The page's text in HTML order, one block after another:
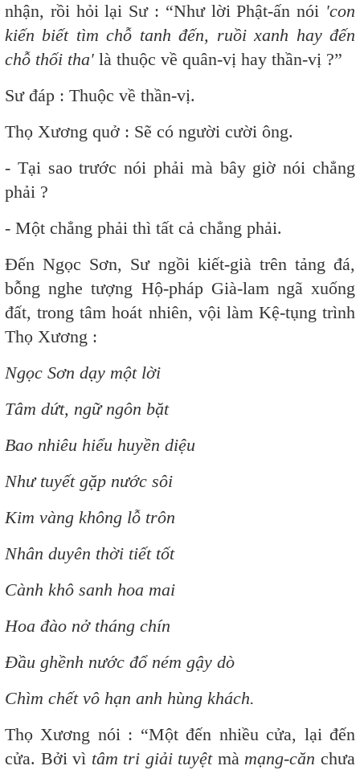
nhận, rồi hỏi lại Sư : “Như lời Phật-ấn nói 'con
kiến biết tìm chỗ tanh đến, ruồi xanh hay đến
chỗ thối tha' là thuộc về quân-vị hay thần-vị ?”
Sư đáp : Thuộc về thần-vị.
Thọ Xương quở : Sẽ có người cười ông.
- Tại sao trước nói phải mà bây giờ nói chẳng
phải ?
- Một chẳng phải thì tất cả chẳng phải.
Đến Ngọc Sơn, Sư ngồi kiết-già trên tảng đá,
bỗng nghe tượng Hộ-pháp Già-lam ngã xuống
đất, trong tâm hoát nhiên, vội làm Kệ-tụng trình
Thọ Xương :
Ngọc Sơn dạy một lời
Tâm dứt, ngữ ngôn bặt
Bao nhiêu hiểu huyền diệu
Như tuyết gặp nước sôi
Kim vàng không lỗ trôn
Nhân duyên thời tiết tốt
Cành khô sanh hoa mai
Hoa đào nở tháng chín
Đầu ghềnh nước đổ ném gậy dò
Chìm chết vô hạn anh hùng khách.
Thọ Xương nói : “Một đến nhiều cửa, lại đến
cửa. Bởi vì tâm tri giải tuyệtmàmạng-căn chưa